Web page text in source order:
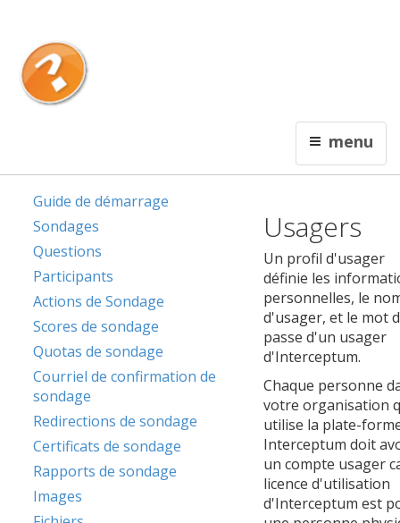
menu
Guide de démarrage
Sondages
Questions
Participants
Actions de Sondage
Scores de sondage
Quotas de sondage
Courriel de confirmation de
sondage
Redirections de sondage
Certificats de sondage
Rapports de sondage
Images
Usagers
Un profil d'usager
définie les
personnelles, le
d'usager, et le mot
passe d'un usager
d'Interceptum.
Chaque personne
votre organisation
utilise la plate-
Interceptum doit
un compte usager
licence d'utilisation
d'Interceptum est